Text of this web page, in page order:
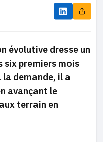
évolutive dresse un
six premiers mois
la demande, il a
avançant le
terrain en